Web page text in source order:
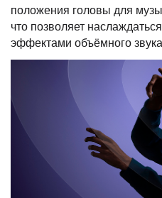
положения головы для
что позволяет
эффектами объёмного